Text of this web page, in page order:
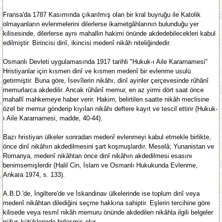
Fransa'da 1787 Kasımında çıkarılmış olan bir kral buyruğu ile Katolik
olmayanların evlenmelerini dilerlerse ikametgâhlarının bulunduğu yer
kilisesinde, dilerlerse aynı mahallin hakimi önünde akdedebilecekleri kabul
edilmiştir. Birincisi dinî, ikincisi medenî nikâh niteliğindedir.
Osmanlı Devleti uygulamasında 1917 tarihli "Hukuk-ı Aile Kararnamesi"
Hristiyanlar için kısmen dinî ve kısmen medenî bir evlenme usulü
getirmiştir. Buna göre, İsevîlerin nikâhı, dinî ayinler çerçevesinde rûhânî
memurlarca akdedilir. Ancak rûhânî memur, en az yirmi dört saat önce
mahallî mahkemeye haber verir. Hakim, belirtilen saatte nikâh meclisine
özel bir memur gönderip kıyılan nikâhı deftere kayıt ve tescil ettirir (Hukuk-
ı Aile Kararnamesi, madde, 40-44).
Bazı hristiyan ülkeler sonradan medenî evlenmeyi kabul etmekle birlikte,
önce dinî nikâhın akdedilmesini şart koşmuşlardır. Meselâ; Yunanistan ve
Romanya, medenî nikâhtan önce dinî nikâhın akdedilmesi esasını
benimsemişlerdir (Halil Cin, İslam ve Osmanlı Hukukunda Evlenme,
Ankara 1974, s. 133).
A.B.D.'de, İngiltere'de ve İskandinav ülkelerinde ise toplum dinî veya
medenî nikâhtan dilediğini seçme hakkına sahiptir. Eşlerin tercihine göre
kilisede veya resmî nikâh memuru önünde akdedilen nikâhla ilgili belgeler